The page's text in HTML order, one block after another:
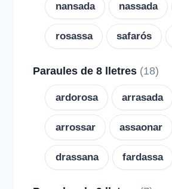
nansada nassada
rosassa safarós
Paraules de 8 lletres (18)
ardorosa arrasada
arrossar assaonar
drassana fardassa